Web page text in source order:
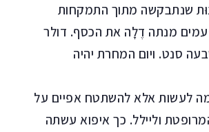
שנתבקשה מתוך התמקחות
מנתה דֶלָה את הכסף. דולר
סנט. ויום המחרת יהיה
מה לעשות אלא להשתטח אפיים על
וליילל. כך איפוא עשתה